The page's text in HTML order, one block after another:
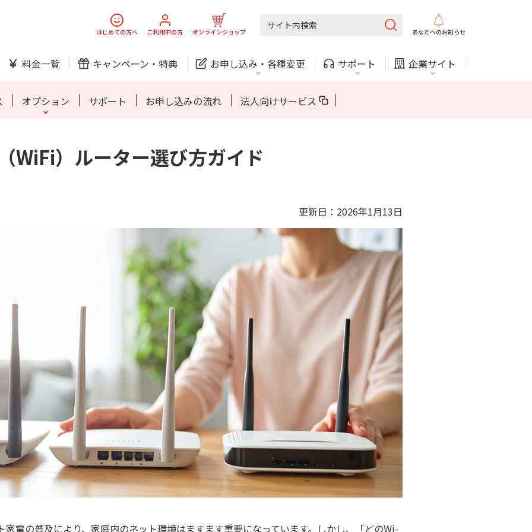
はじめての方へ ご利用中の方 オンラインショップ あなたへのお知らせ
料金一覧 キャンペーン・ 特典 お申し込み・ 各種変更 サポート 企業サイト
スマホ でんき
オンライン診療
法人・自治体向けサービス
J:COMサービスご利用中の方
各種お手続き
お困りごと・お問い合わせ
（チャット）
無料・特別料金の物件も！
対応エリア・物件をご案内
中期経営計画 ニュースリリース 会社案内
スマホ でんき
各種お手続き
パーソナルID 料金・支払い
引越し・建替え
訪問・窓口
休止・解約
加入特典
オプション サポート お申し込みの流れ 法人向けサービス
スマホ でんき 固定電話 ガス
WiFi）ルーター選び方ガイド
更新日：2026年1月13日
電の普及により、家庭内のネット環境はますます重要になっています。しかし、「どのWi-